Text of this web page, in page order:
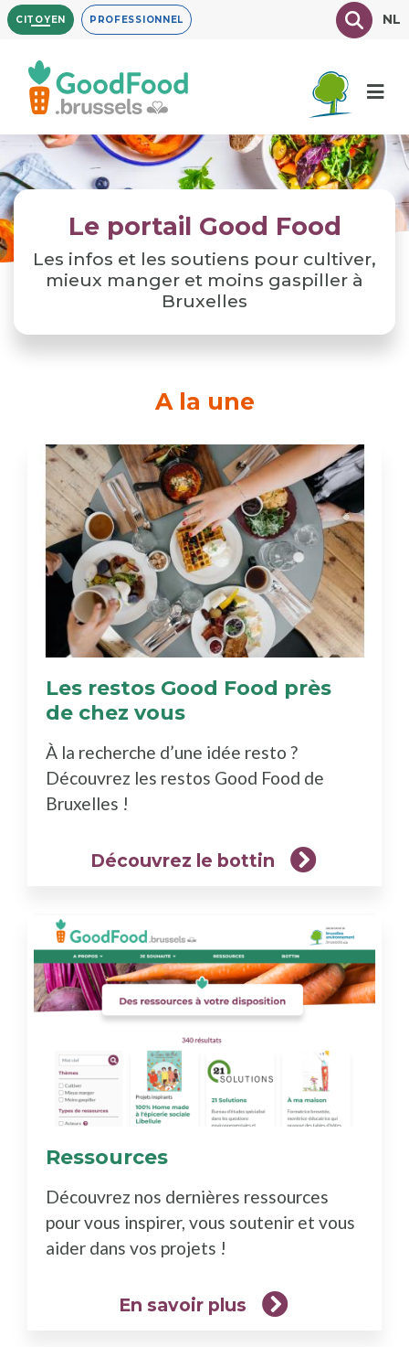
Aller
au
contenu
principal
CITOYEN PROFESSIONNEL TexteNL
Le portail Good Food
Les infos et les soutiens pour cultiver,
mieux manger et moins gaspiller à
Bruxelles
A la une
Les restos Good Food près
de chez vous
bottin)
À la recherche d’une idée resto ?
Découvrez les restos Good Food de
Bruxelles !
Découvrez le bottin
Ressources
plus)
Découvrez nos dernières ressources
pour vous inspirer, vous soutenir et vous
aider dans vos projets !
En savoir plus